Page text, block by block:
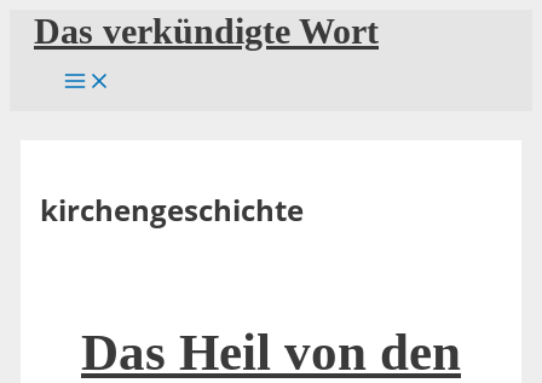
Zum
Inhalt
springen
Das verkündigte Wort
kirchengeschichte
Das Heil von den